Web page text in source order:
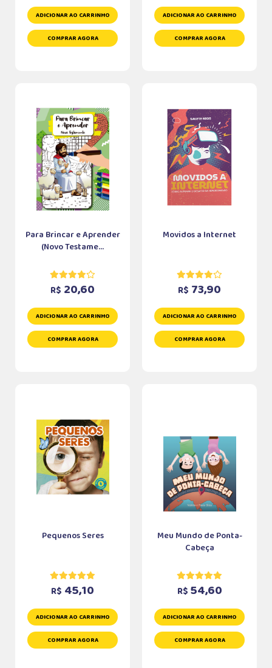
ADICIONAR AO CARRINHO
COMPRAR AGORA
ADICIONAR AO CARRINHO
COMPRAR AGORA
Para Brincar e Aprender
(Novo Testame...
R$ 20,60
ADICIONAR AO CARRINHO
COMPRAR AGORA
Movidos a Internet
R$ 73,90
ADICIONAR AO CARRINHO
COMPRAR AGORA
Pequenos Seres
R$ 45,10
ADICIONAR AO CARRINHO
COMPRAR AGORA
Meu Mundo de Ponta-
Cabeça
R$ 54,60
ADICIONAR AO CARRINHO
COMPRAR AGORA